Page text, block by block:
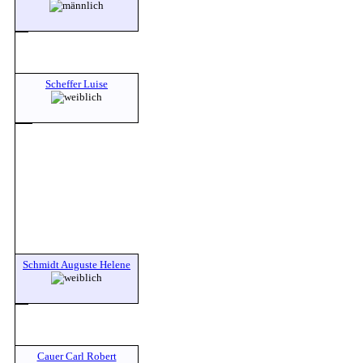
Scheffer Luise
Schmidt Auguste Helene
Cauer Carl Robert